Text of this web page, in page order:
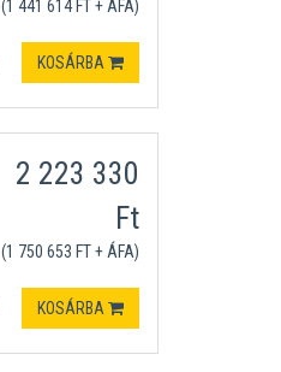
(1 441 614 FT + ÁFA)
KOSÁRBA
2 223 330
Ft
(1 750 653 FT + ÁFA)
KOSÁRBA